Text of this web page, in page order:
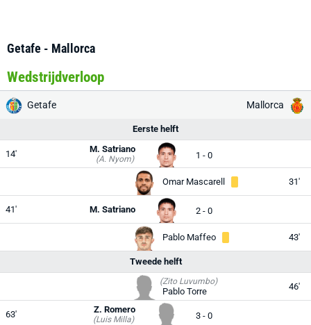
Getafe - Mallorca
Wedstrijdverloop
Getafe Mallorca
Eerste helft
14' (A. Nyom)
M. Satriano
1 - 0
Omar Mascarell 31'
41' M. Satriano 2 - 0
Pablo Maffeo 43'
Tweede helft
(Zito Luvumbo)
Pablo Torre 46'
63' (Luis Milla)
Z. Romero
3 - 0